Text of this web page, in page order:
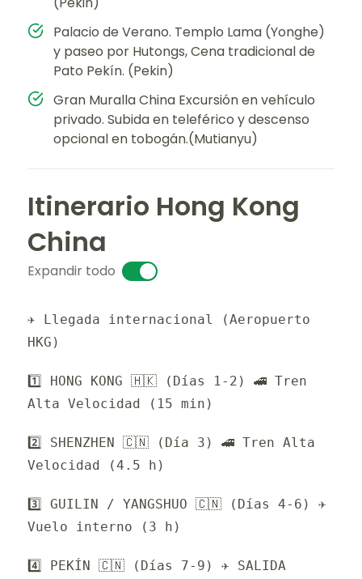
Palacio de Verano. Templo Lama (Yonghe)
y paseo por Hutongs, Cena tradicional de
Pato Pekín. (Pekin)
Gran Muralla China Excursión en vehículo
privado. Subida en teleférico y descenso
opcional en tobogán.(Mutianyu)
Itinerario Hong Kong
China
Expandir todo
✈️ Llegada internacional (Aeropuerto
HKG)
1️⃣ HONG KONG 🇭🇰 (Días 1-2) 🚄 Tren
Alta Velocidad (15 min)
2️⃣ SHENZHEN 🇨🇳 (Día 3) 🚄 Tren Alta
Velocidad (4.5 h)
3️⃣ GUILIN / YANGSHUO 🇨🇳 (Días 4-6) ✈️
Vuelo interno (3 h)
4️⃣ PEKÍN 🇨🇳 (Días 7-9) ✈️ SALIDA